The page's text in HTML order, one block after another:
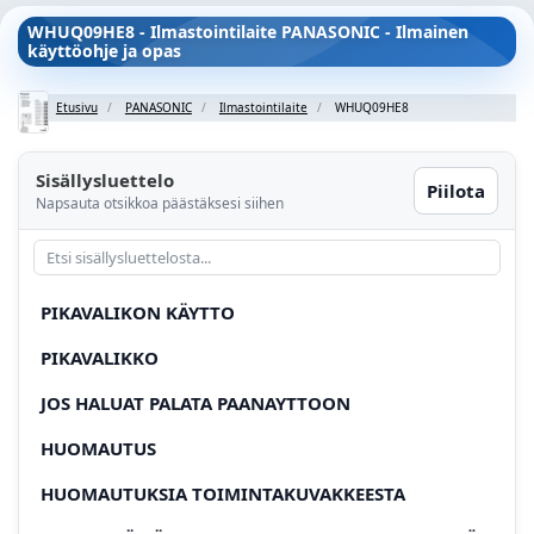
WHUQ09HE8 - Ilmastointilaite PANASONIC - Ilmainen
käyttöohje ja opas
Etusivu PANASONIC Ilmastointilaite WHUQ09HE8
Sisällysluettelo
Napsauta otsikkoa päästäksesi siihen
Piilota
PIKAVALIKON KÄYTTO
PIKAVALIKKO
JOS HALUAT PALATA PAANAYTTOON
HUOMAUTUS
HUOMAUTUKSIA TOIMINTAKUVAKKEESTA